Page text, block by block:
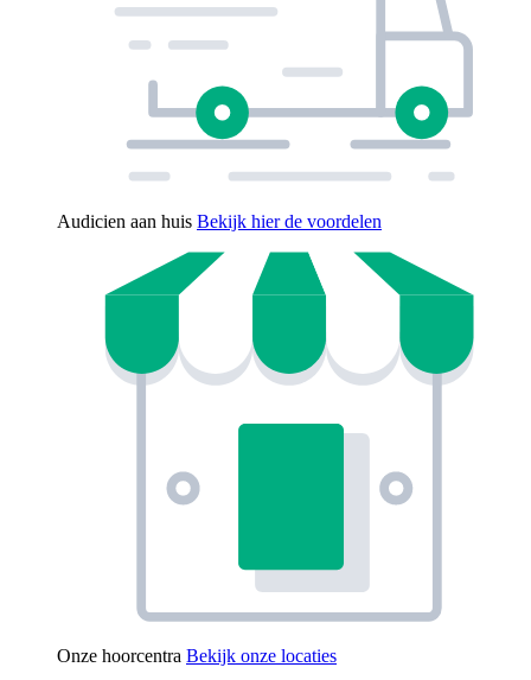
Audicien aan huis Bekijk hier de voordelen
Onze hoorcentra Bekijk onze locaties